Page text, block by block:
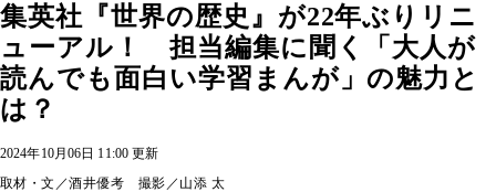
集英社『世界の歴史』が22年ぶりリニ
ューアル！ 担当編集に聞く「大人が
読んでも面白い学習まんが」の魅力と
は？
2024年10月06日 11:00 更新
取材・文／酒井優考 撮影／山添 太